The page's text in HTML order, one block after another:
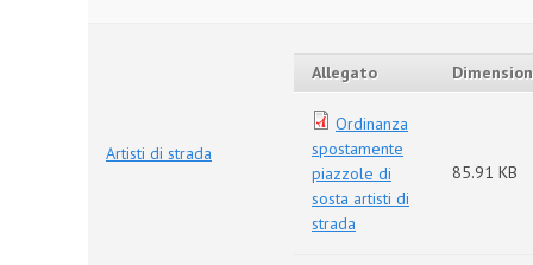
Artisti di strada
Allegato
Ordinanza
spostamente
piazzole di
sosta artisti di
strada
85.91 KB